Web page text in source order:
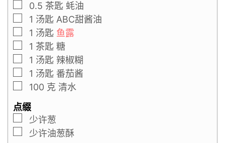
0.5 茶匙 蚝油
1 汤匙 ABC甜酱油
1 汤匙 鱼露
1 茶匙 糖
1 汤匙 辣椒糊
1 汤匙 番茄酱
100 克 清水
点缀
少许葱
少许油葱酥